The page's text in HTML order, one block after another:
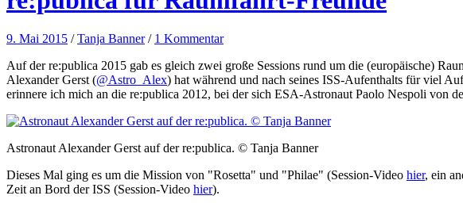
9. Mai 2015 /Tanja Banner / 1 Kommentar
Auf der re:publica 2015 gab es gleich zwei große Sessions rund um die (europäische)
Alexander Gerst (@Astro_Alex) hat während und nach seines ISS-Aufenthalts für viel
erinnere ich mich an die re:publica 2012, bei der sich ESA-Astronaut Paolo Nespoli von
Astronaut Alexander Gerst auf der re:publica. © Tanja Banner
Dieses Mal ging es um die Mission von "Rosetta" und "Philae" (Session-Video hier, ein
Zeit an Bord der ISS (Session-Video hier).